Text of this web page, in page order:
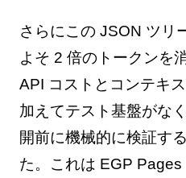
さらにこの JSON ツリ
よそ 2 倍のトークンを
API コストとコンテキ
加えてテスト基盤がな
開前に機械的に検証す
た。これは EGP